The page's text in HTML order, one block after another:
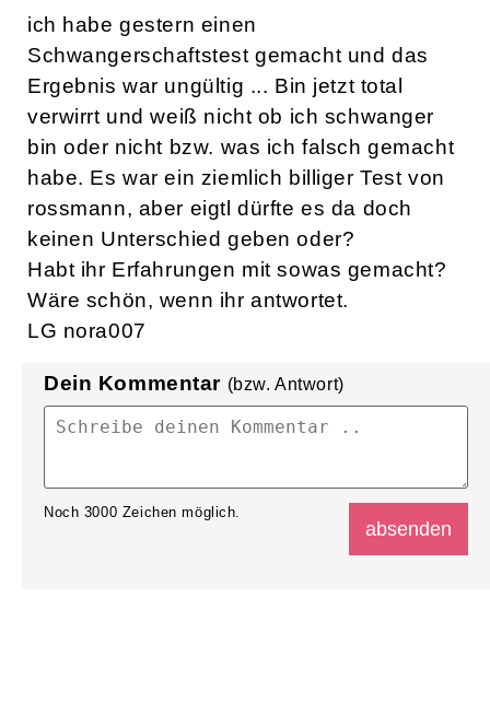
ich habe gestern einen
Schwangerschaftstest gemacht und das
Ergebnis war ungültig ... Bin jetzt total
verwirrt und weiß nicht ob ich schwanger
bin oder nicht bzw. was ich falsch gemacht
habe. Es war ein ziemlich billiger Test von
rossmann, aber eigtl dürfte es da doch
keinen Unterschied geben oder?
Habt ihr Erfahrungen mit sowas gemacht?
Wäre schön, wenn ihr antwortet.
LG nora007
Dein Kommentar (bzw. Antwort)
Noch 3000 Zeichen möglich.